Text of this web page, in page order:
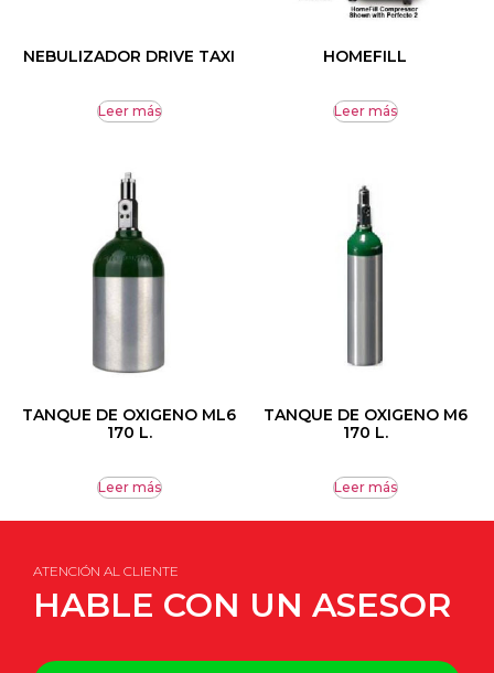
NEBULIZADOR DRIVE TAXI
Leer más
HOMEFILL
Leer más
TANQUE DE OXIGENO ML6
170 L.
Leer más
TANQUE DE OXIGENO M6
170 L.
Leer más
ATENCIÓN AL CLIENTE
HABLE CON UN ASESOR